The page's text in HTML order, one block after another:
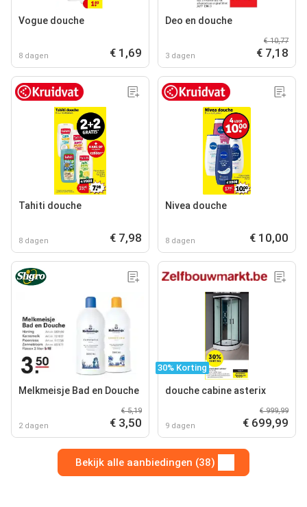
Vogue douche
8 dagen € 1,69
Deo en douche
3 dagen
€ 10,77
€ 7,18
Tahiti douche
8 dagen € 7,98
Nivea douche
8 dagen € 10,00
Melkmeisje Bad en Douche
2 dagen
€ 5,19
€ 3,50
30% Korting
douche cabine asterix
9 dagen
€ 999,99
€ 699,99
Bekijk alle aanbiedingen (38)